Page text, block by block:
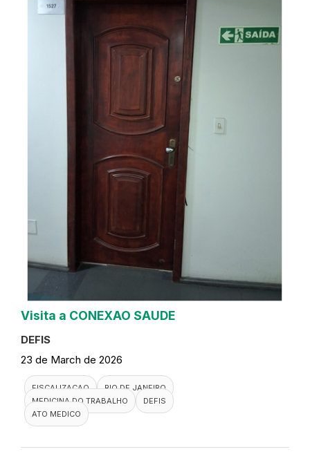
Visita a CONEXAO SAUDE
DEFIS
23 de March de 2026
FISCALIZACAO
RIO DE JANEIRO
MEDICINA DO TRABALHO
DEFIS
ATO MEDICO